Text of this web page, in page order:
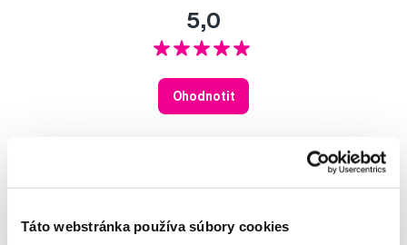
Táto webstránka používa súbory cookies
5,0
Ohodnotit
2
0